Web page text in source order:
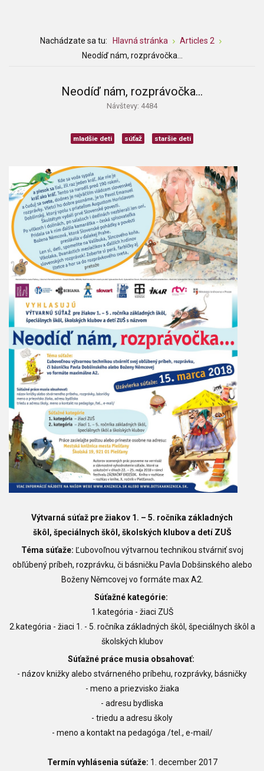
Nachádzate sa tu: Hlavná stránka
Articles 2
Neodíď nám, rozprávočka...
Neodíď nám, rozprávočka...
Návštevy: 4484
mladšie deti súťaž staršie deti
Výtvarná súťaž pre žiakov 1. – 5. ročníka základných
škôl, špeciálnych škôl, školských klubov a detí ZUŠ
Téma súťaže: Ľubovoľnou výtvarnou technikou stvárniť svoj
obľúbený príbeh, rozprávku, či básničku Pavla Dobšinského alebo
Boženy Němcovej vo formáte max A2.
Súťažné kategórie:
1.kategória - žiaci ZUŠ
2.kategória - žiaci 1. - 5. ročníka základných škôl, špeciálnych škôl a
školských klubov
Súťažné práce musia obsahovať:
- názov knižky alebo stvárneného príbehu, rozprávky, básničky
- meno a priezvisko žiaka
- adresu bydliska
- triedu a adresu školy
- meno a kontakt na pedagóga /tel., e-mail/
Termín vyhlásenia súťaže: 1. december 2017